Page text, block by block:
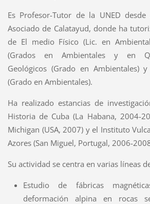
Es Profesor-Tutor de la UNED
Asociado de Calatayud, donde ha
de El medio Físico (Lic. en
(Grados en Ambientales y en
Geológicos (Grado en Ambientales) y
(Grado en Ambientales).
Ha realizado estancias de
Historia de Cuba (La Habana, 2004-
Michigan (USA, 2007) y el Instituto
Azores (San Miguel, Portugal, 2006-
Su actividad se centra en varias líneas
Estudio de fábricas
deformación alpina en rocas